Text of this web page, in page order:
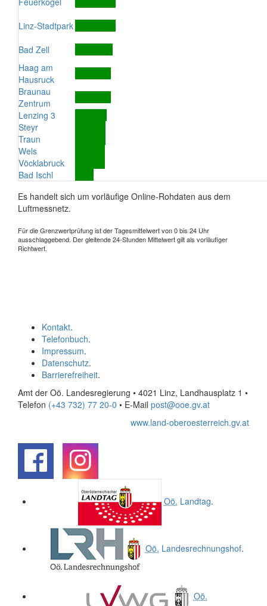
Linz-Stadtpark
Bad Zell
Haag am
Hausruck
Braunau
Zentrum
Lenzing 3
Steyr
Traun
Wels
Vöcklabruck
Bad Ischl
Es handelt sich um vorläufige Online-Rohdaten aus dem
Luftmessnetz.
Für die Grenzwertprüfung ist der Tagesmittelwert von 0 bis 24 Uhr
ausschlaggebend. Der gleitende 24-Stunden Mittelwert gilt als vorläufiger
Richtwert.
Kontakt.
Telefonbuch.
Impressum.
Datenschutz.
Barrierefreiheit.
Amt der Oö. Landesregierung • 4021 Linz, Landhausplatz 1 •
Telefon (+43 732) 77 20-0 • E-Mail post@ooe.gv.at
www.land-oberoesterreich.gv.at
Oö. Landtag.
Oö. Landesrechnungshof.
Oö.